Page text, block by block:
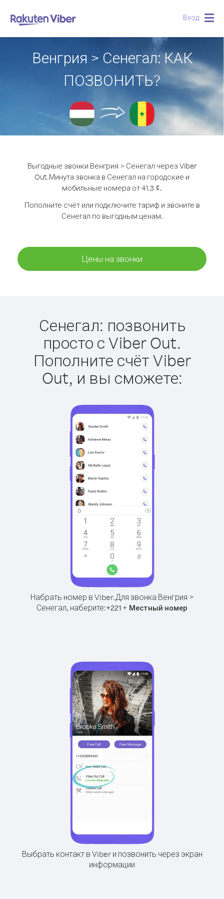
Вход
Венгрия > Сенегал: КАК
ПОЗВОНИТЬ?
Выгодные звонки Венгрия > Сенегал через Viber
Out.Минута звонка в Сенегал на городские и
мобильные номера от 41.3 ¢.
Пополните счёт или подключите тариф и звоните в
Сенегал по выгодным ценам.
Цены на звонки
Сенегал: позвонить
просто с Viber Out.
Пополните счёт Viber
Out, и вы сможете:
Набрать номер в Viber.Для звонка Венгрия >
Сенегал, наберите:+221 + Местный номер
Выбрать контакт в Viber и позвонить через экран
информации